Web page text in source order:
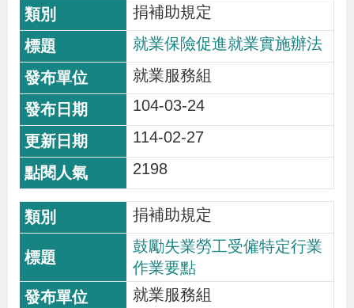
政
府
網
站
資
料
開
放
宣
告
檢
捐補助規定
就業保險促進就業實施辦法
就業服務組
104-03-24
114-02-27
2198
捐補助規定
鼓勵失業勞工受僱特定行業
作業要點
就業服務組